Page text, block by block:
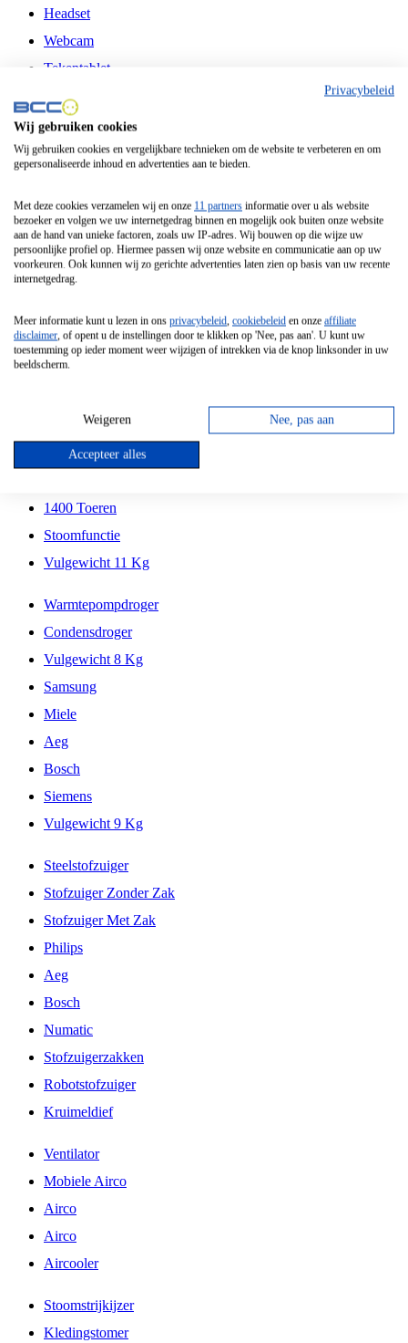
Headset
Webcam
Tekentablet
Muismat
Monitorarm
Microfoon
Moederbord
Videokaart
Was Droogcombinatie
Miele
Wasmachine Bovenlader
Vulgewicht 10 Kg Of Meer
Samsung
Siemens
1400 Toeren
Stoomfunctie
Vulgewicht 11 Kg
Warmtepompdroger
Condensdroger
Vulgewicht 8 Kg
Samsung
Miele
Aeg
Bosch
Siemens
Vulgewicht 9 Kg
Steelstofzuiger
Stofzuiger Zonder Zak
Stofzuiger Met Zak
Philips
Aeg
Bosch
Numatic
Stofzuigerzakken
Robotstofzuiger
Kruimeldief
Ventilator
Mobiele Airco
Airco
Airco
Aircooler
Stoomstrijkijzer
Kledingstomer
Privacybeleid
Wij gebruiken cookies
Wij gebruiken cookies en vergelijkbare technieken om de website te verbeteren en om
gepersonaliseerde inhoud en advertenties aan te bieden.
Met deze cookies verzamelen wij en onze 11 partners informatie over u als website
bezoeker en volgen we uw internetgedrag binnen en mogelijk ook buiten onze website
aan de hand van unieke factoren, zoals uw IP-adres. Wij bouwen op die wijze uw
persoonlijke profiel op. Hiermee passen wij onze website en communicatie aan op uw
voorkeuren. Ook kunnen wij zo gerichte advertenties laten zien op basis van uw recente
internetgedrag.
Meer informatie kunt u lezen in ons privacybeleid, cookiebeleid en onze affiliate
disclaimer, of opent u de instellingen door te klikken op 'Nee, pas aan'. U kunt uw
toestemming op ieder moment weer wijzigen of intrekken via de knop linksonder in uw
beeldscherm.
Weigeren Nee, pas aan
Accepteer alles